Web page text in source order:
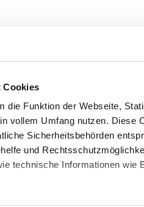
Cookies
die Funktion der Webseite,
vollem Umfang nutzen.
Sicherheitsbehörden
und
technische Informationen